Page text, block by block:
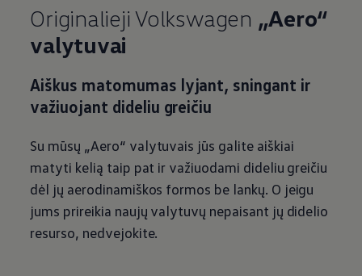
Originalieji Volkswagen „Aero“
valytuvai
Aiškus matomumas lyjant, sningant ir
važiuojant dideliu greičiu
Su mūsų „Aero“ valytuvais jūs galite aiškiai
matyti kelią taip pat ir važiuodami dideliu greičiu
dėl jų aerodinamiškos formos be lankų. O jeigu
jums prireikia naujų valytuvų nepaisant jų didelio
resurso, nedvejokite.